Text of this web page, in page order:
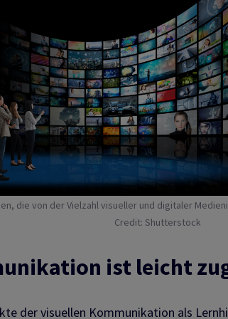
die von der Vielzahl visueller und digitaler
Credit: Shutterstock
ist leicht
der visuellen Kommunikation als